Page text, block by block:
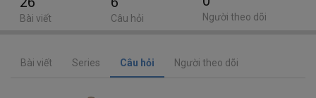
Bài viết Series Câu hỏi Người theo dõi
Bài viết Câu hỏi Người theo dõi